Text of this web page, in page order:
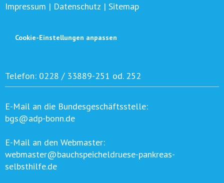
Impressum | Datenschutz | Sitemap
Cookie-Einstellungen anpassen
Telefon: 0228 / 33889-251 od. 252
E-Mail an die Bundesgeschäftsstelle:
bgs@adp-bonn.de
E-Mail an den Webmaster:
webmaster@bauchspeicheldruese-pankreas-
selbsthilfe.de